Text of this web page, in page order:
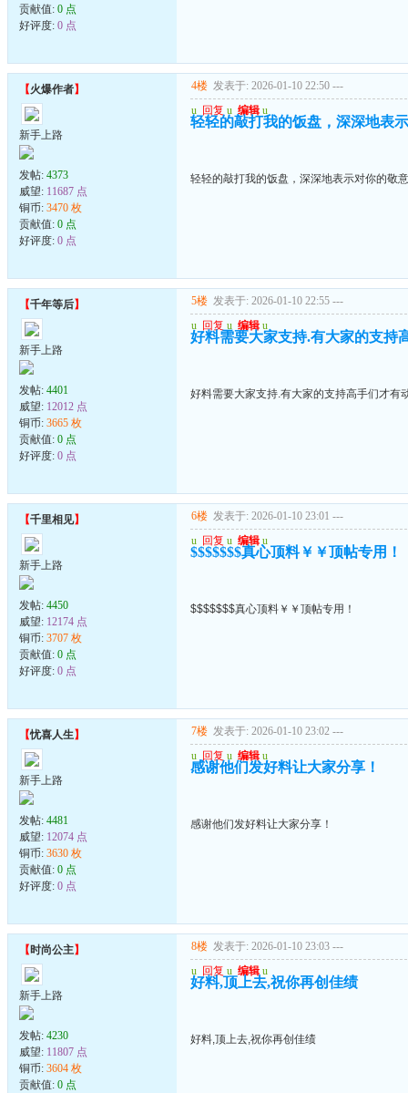
贡献值: 0 点
好评度: 0 点
【火爆作者】
新手上路
发帖: 4373
威望: 11687 点
铜币: 3470 枚
贡献值: 0 点
好评度: 0 点
4楼 发表于: 2026-01-10 22:50 ---
u 回复 u 编辑 u
轻轻的敲打我的饭盘，深深地表
轻轻的敲打我的饭盘，深深地表示对你的敬
【千年等后】
新手上路
发帖: 4401
威望: 12012 点
铜币: 3665 枚
贡献值: 0 点
好评度: 0 点
5楼 发表于: 2026-01-10 22:55 ---
u 回复 u 编辑 u
好料需要大家支持.有大家的支持
好料需要大家支持.有大家的支持高手们才有
【千里相见】
新手上路
发帖: 4450
威望: 12174 点
铜币: 3707 枚
贡献值: 0 点
好评度: 0 点
6楼 发表于: 2026-01-10 23:01 ---
u 回复 u 编辑 u
$$$$$$$真心顶料￥￥顶帖专用！
$$$$$$$真心顶料￥￥顶帖专用！
【忧喜人生】
新手上路
发帖: 4481
威望: 12074 点
铜币: 3630 枚
贡献值: 0 点
好评度: 0 点
7楼 发表于: 2026-01-10 23:02 ---
u 回复 u 编辑 u
感谢他们发好料让大家分享！
感谢他们发好料让大家分享！
【时尚公主】
新手上路
发帖: 4230
威望: 11807 点
铜币: 3604 枚
贡献值: 0 点
8楼 发表于: 2026-01-10 23:03 ---
u 回复 u 编辑 u
好料,顶上去,祝你再创佳绩
好料,顶上去,祝你再创佳绩